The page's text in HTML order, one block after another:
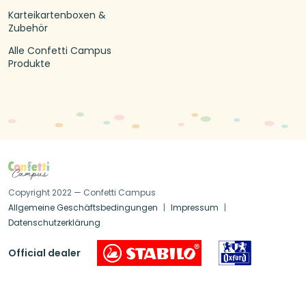
Karteikartenboxen &
Zubehör
Alle Confetti Campus
Produkte
Copyright 2022 — Confetti Campus
Allgemeine Geschäftsbedingungen
Impressum
Datenschutzerklärung
Official dealer